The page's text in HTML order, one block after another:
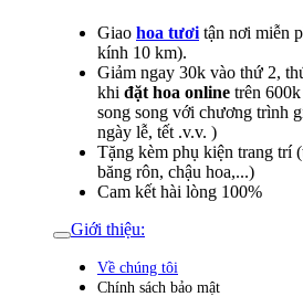
Giao hoa tươi tận nơi miễn
kính 10 km).
Giảm ngay 30k vào thứ 2,
khi đặt hoa online trên
song song với chương trình
ngày lễ, tết .v.v. )
Tặng kèm phụ kiện trang trí
băng rôn, chậu hoa,...)
Cam kết hài lòng 100%
Giới thiệu:
Về chúng tôi
Chính sách bảo mật